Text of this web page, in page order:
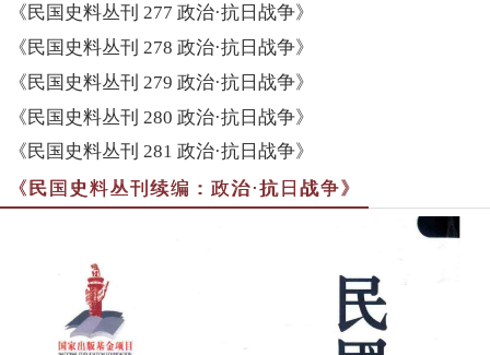
《民国史料丛刊 277 政治·抗日战争》
《民国史料丛刊 278 政治·抗日战争》
《民国史料丛刊 279 政治·抗日战争》
《民国史料丛刊 280 政治·抗日战争》
《民国史料丛刊 281 政治·抗日战争》
《民国史料丛刊续编：政治·抗日战争》